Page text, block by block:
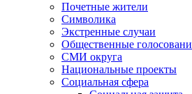
Почетные жители
Символика
Экстренные случаи
Общественные
СМИ округа
Национальные проекты
Социальная сфера